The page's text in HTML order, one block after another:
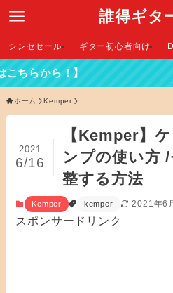
誰得ギタ
シンセセール ギター初心者向け
ホーム Kemper
【Kemper】
ンプの使い方
整する方法
2021
6/16
Kemper kemper 2021年6
スポンサードリンク